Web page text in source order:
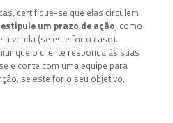
certifique-se que elas circulem
estipule um prazo de ação, como
venda (se este for o caso).
que o cliente responda às suas
e conte com uma equipe para
se este for o seu objetivo.